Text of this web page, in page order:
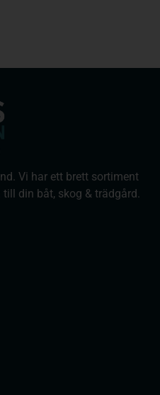
Vi har ett brett sortiment
din båt, skog & trädgård.